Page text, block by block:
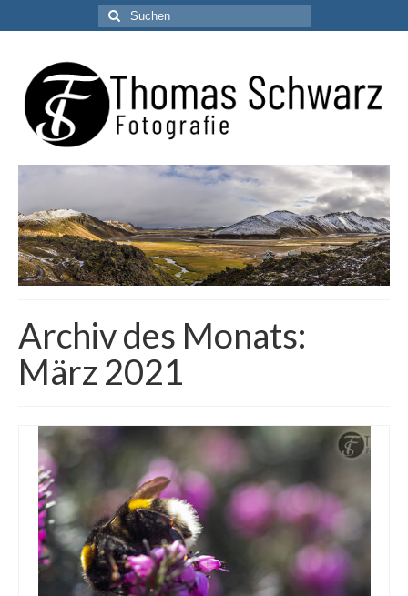
Suchen
nach:
Archiv des Monats:
März 2021